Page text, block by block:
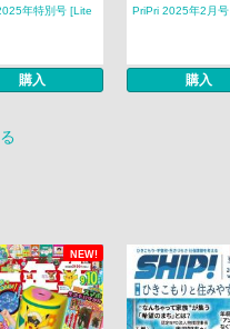
年特別号 [Lite
購入
PriPri 2025年2月号
購入
NEW!